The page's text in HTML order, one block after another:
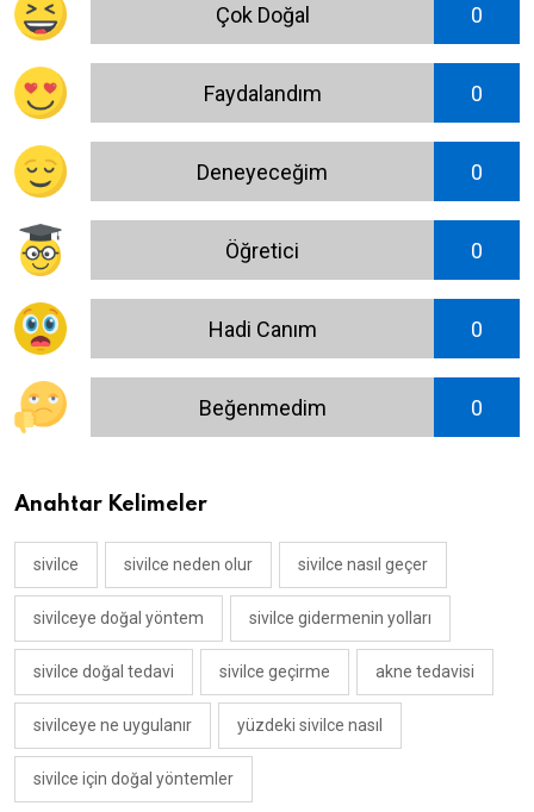
Çok Doğal 0
Faydalandım 0
Deneyeceğim 0
Öğretici 0
Hadi Canım 0
Beğenmedim 0
Anahtar Kelimeler
sivilce sivilce neden olur sivilce nasıl geçer
sivilceye doğal yöntem sivilce gidermenin yolları
sivilce doğal tedavi sivilce geçirme akne tedavisi
sivilceye ne uygulanır yüzdeki sivilce nasıl
sivilce için doğal yöntemler